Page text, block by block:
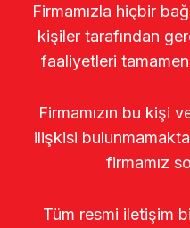
Firmamızla hiçbir
kişiler tarafından
faaliyetleri tamamen
Firmamızın bu kişi
ilişkisi
firmamız
Tüm resmi iletişim